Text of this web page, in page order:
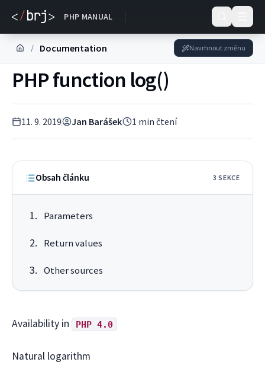
PHP MANUAL
DOKUMENTACE
/ Documentation Navrhnout změnu
PHP function log()
11. 9. 2019 Jan Barášek 1 min čtení
Obsah článku 3 SEKCE
Parameters
Return values
Other sources
Availability in PHP 4.0
Natural logarithm